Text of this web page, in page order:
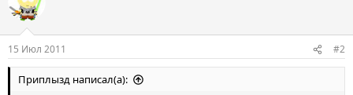
15 Июл 2011 #2
Приплызд написал(а):